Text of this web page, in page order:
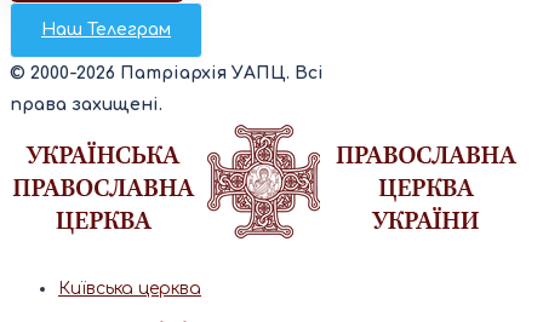
Наш Телеграм
© 2000-2026 Патріархія УАПЦ. Всі
права захищені.
Київська церква